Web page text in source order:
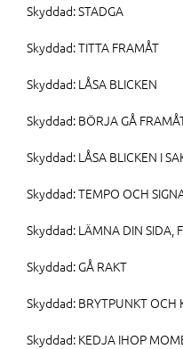
Skyddad: STADGA
Skyddad: TITTA FRAMÅT
Skyddad: LÅSA BLICKEN
Skyddad: BÖRJA GÅ
Skyddad: LÅSA BLICKEN I
Skyddad: TEMPO OCH
Skyddad: LÄMNA DIN SIDA,
Skyddad: GÅ RAKT
Skyddad: BRYTPUNKT
Skyddad: KEDJA IHOP